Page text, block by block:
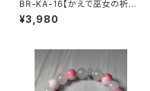
BR-KA-16【かえで巫女の祈願
ブレスレット】アマゾナイト × カ
ラージェード × 水晶（15〜16c
¥3,980